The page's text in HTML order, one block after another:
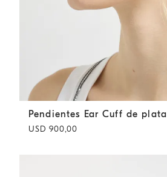
Pendientes Ear Cuff de plata Plata
Pendientes Ear Cuff de plata
USD 900,00